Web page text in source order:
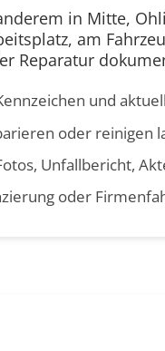
in Mitte,
am
Reparatur
und
oder reinigen
Unfallbericht,
oder